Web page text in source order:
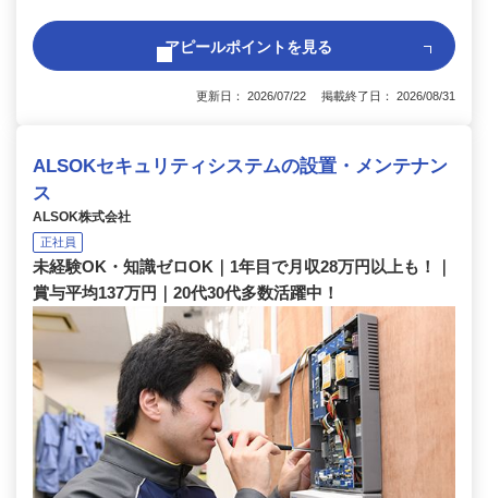
アピールポイントを見る
更新日： 2026/07/22 掲載終了日： 2026/08/31
ALSOKセキュリティシステムの設置・メンテナン
ス
ALSOK株式会社
正社員
未経験OK・知識ゼロOK｜1年目で月収28万円以上も！｜
賞与平均137万円｜20代30代多数活躍中！